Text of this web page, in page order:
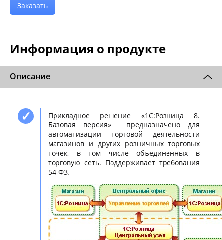
Заказать
Информация о продукте
Описание
Прикладное решение «1С:Розница 8.
Базовая версия» предназначено для
автоматизации торговой деятельности
магазинов и других розничных торговых
точек, в том числе объединенных в
торговую сеть. Поддерживает требования
54-ФЗ.